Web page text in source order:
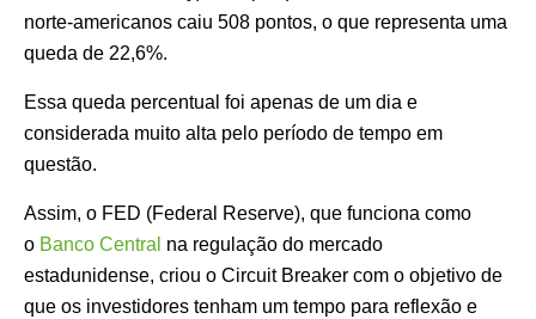
norte-americanos caiu 508 pontos, o que representa uma
queda de 22,6%.
Essa queda percentual foi apenas de um dia e
considerada muito alta pelo período de tempo em
questão.
Assim, o FED (Federal Reserve), que funciona como
o Banco Central na regulação do mercado
estadunidense, criou o Circuit Breaker com o objetivo de
que os investidores tenham um tempo para reflexão e